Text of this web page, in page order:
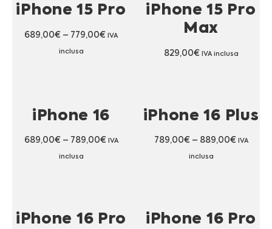
iPhone 15 Pro
689,00€ – 779,00€ IVA
inclusa
iPhone 15 Pro
Max
829,00€ IVA inclusa
iPhone 16
689,00€ – 789,00€ IVA
inclusa
iPhone 16 Plus
789,00€ – 889,00€ IVA
inclusa
iPhone 16 Pro
iPhone 16 Pro